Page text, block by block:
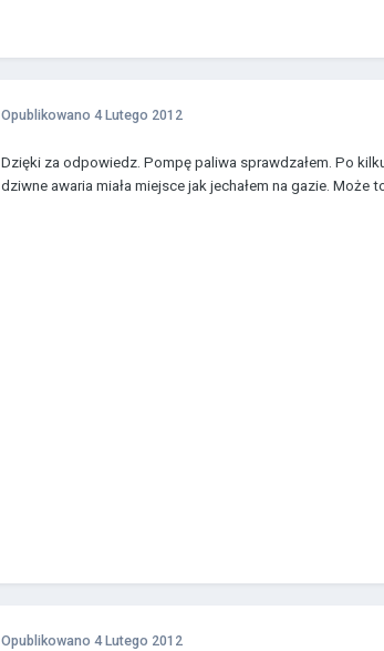
Opublikowano 4 Lutego 2012
Dzięki za odpowiedz. Pompę paliwa sprawdzałem. Po
dziwne awaria miała miejsce jak jechałem na gazie. Może
Opublikowano 4 Lutego 2012